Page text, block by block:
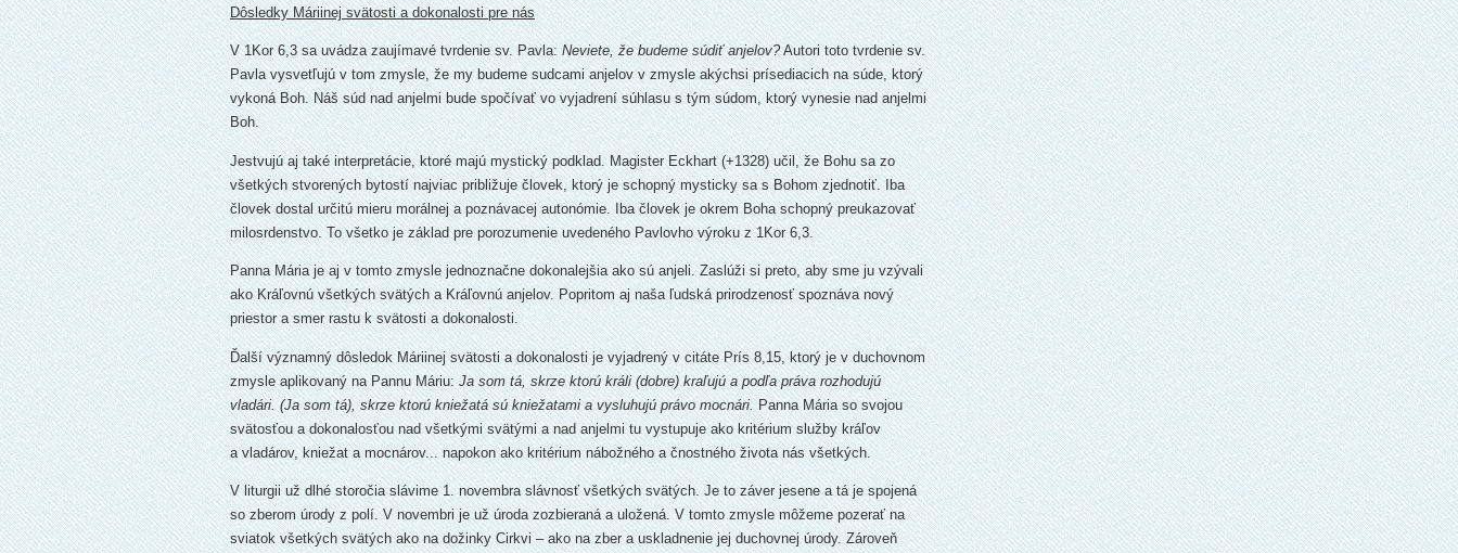
Dôsledky Máriinej svätosti a dokonalosti pre nás
V 1Kor 6,3 sa uvádza zaujímavé tvrdenie sv. Pavla:Neviete, že budeme súdiť anjelov?Autori toto tvrdenie sv.
Pavla vysvetľujú v tom zmysle, že my budeme sudcami anjelov v zmysle akýchsi prísediacich na súde, ktorý
vykoná Boh. Náš súd nad anjelmi bude spočívať vo vyjadrení súhlasu s tým súdom, ktorý vynesie nad anjelmi
Boh.
Jestvujú aj také interpretácie, ktoré majú mystický podklad. Magister Eckhart (+1328) učil, že Bohu sa zo
všetkých stvorených bytostí najviac približuje človek, ktorý je schopný mysticky sa s Bohom zjednotiť. Iba
človek dostal určitú mieru morálnej a poznávacej autonómie. Iba človek je okrem Boha schopný preukazovať
milosrdenstvo. To všetko je základ pre porozumenie uvedeného Pavlovho výroku z 1Kor 6,3.
Panna Mária je aj v tomto zmysle jednoznačne dokonalejšia ako sú anjeli. Zaslúži si preto, aby sme ju vzývali
ako Kráľovnú všetkých svätých a Kráľovnú anjelov. Popritom aj naša ľudská prirodzenosť spoznáva nový
priestor a smer rastu k svätosti a dokonalosti.
Ďalší významný dôsledok Máriinej svätosti a dokonalosti je vyjadrený v citáte Prís 8,15, ktorý je v duchovnom
zmysle aplikovaný na Pannu Máriu:Ja som tá, skrze ktorú králi (dobre) kraľujú a podľa práva rozhodujú
vladári. (Ja som tá), skrze ktorú kniežatá sú kniežatami a vysluhujú právo mocnári.Panna Mária so svojou
svätosťou a dokonalosťou nad všetkými svätými a nad anjelmi tu vystupuje ako kritérium služby kráľov
a vladárov, kniežat a mocnárov... napokon ako kritérium nábožného a čnostného života nás všetkých.
V liturgii už dlhé storočia slávime 1. novembra slávnosť všetkých svätých. Je to záver jesene a tá je spojená
so zberom úrody z polí. V novembri je už úroda zozbieraná a uložená. V tomto zmysle môžeme pozerať na
sviatok všetkých svätých ako na dožinky Cirkvi – ako na zber a uskladnenie jej duchovnej úrody. Zároveň